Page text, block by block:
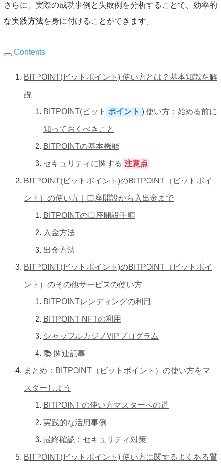
さらに、実際の成功事例と失敗例を分析することで、効率的
な実践方法を身に付けることができます。
Contents
BITPOINT(ビットポイント) 使い方とは？基本知識を解
説
BITPOINT(ビット ポイント ) 使い方：始める前に
知っておくべきこと
BITPOINTの基本機能
セキュリティに関する 注意点
BITPOINT(ビットポイント)のBITPOINT（ビットポイ
ント）の使い方｜口座開設から入出金まで
BITPOINTの口座開設手順
入金方法
出金方法
BITPOINT(ビットポイント)のBITPOINT（ビットポイ
ント）のその他サービスの使い方
BITPOINTレンディングの利用
BITPOINT NFTの利用
シャッフルカジノVIPプログラム
📚 関連記事
まとめ：BITPOINT（ビットポイント）の使い方をマ
スターしよう
BITPOINT の使い方マスターへの道
実践的な活用事例
最終確認：セキュリティ対策
BITPOINT(ビットポイント) 使い方に関するよくある質